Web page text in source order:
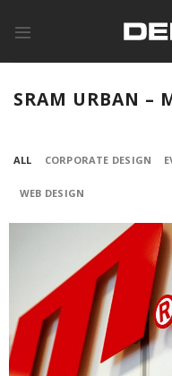
SRAM URBAN –
ALL CORPORATE DESIGN
WEB DESIGN